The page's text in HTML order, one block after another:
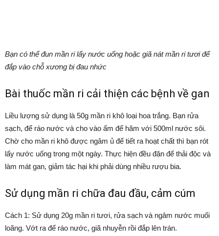
Bạn có thể đun mần ri lấy nước uống hoặc giã nát mần ri tươi để
đắp vào chỗ xương bị đau nhức
Bài thuốc mần ri cải thiện các bệnh về gan
Liều lượng sử dụng là 50g mần ri khô loại hoa trắng. Bạn rửa
sạch, để ráo nước và cho vào ấm để hãm với 500ml nước sôi.
Chờ cho mần ri khô được ngâm ủ để tiết ra hoạt chất thì bạn rót
lấy nước uống trong một ngày. Thực hiện đều đặn để thải độc và
làm mát gan, giảm tác hại khi phải dùng nhiều rượu bia.
Sử dụng mần ri chữa đau đầu, cảm cúm
Cách 1: Sử dụng 20g mần ri tươi, rửa sạch và ngâm nước muối
loãng. Vớt ra để ráo nước, giã nhuyễn rồi đắp lên trán.